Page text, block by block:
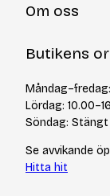
Återköp via
Frågor och
Om oss
Kurser &
Tips &
Varumärken
Jobba hos oss
Butikens
Lördag:
Söndag: Stängt
Se avvikande
Hitta hit